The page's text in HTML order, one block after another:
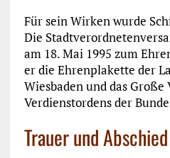
Für sein Wirken wurde
Die
am 18. Mai 1995 zum
er die Ehrenplakette der
Wiesbaden und das Große
Verdienstordens der
Trauer und